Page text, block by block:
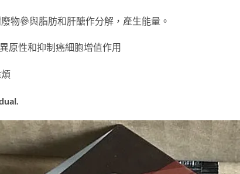
物參與脂肪和肝醣作分解，產生能量。
原性和抑制癌細胞增值作用